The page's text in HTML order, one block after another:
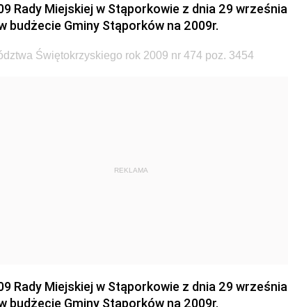
Rady Miejskiej w Stąporkowie z dnia 29 września
budżecie Gminy Stąporków na 2009r.
Świętokrzyskiego rok 2009 nr 474 poz. 3454
REKLAMA
Rady Miejskiej w Stąporkowie z dnia 29 września
budżecie Gminy Stąporków na 2009r.